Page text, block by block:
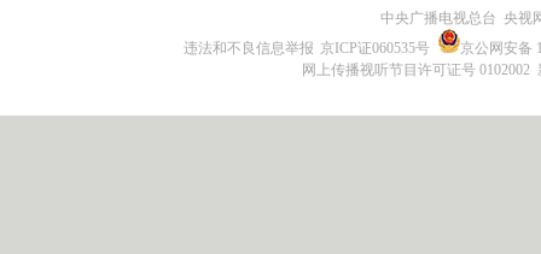
中央广播电视总台 央视
违法和不良信息举报 京ICP证060535号
京公网安备
网上传播视听节目许可证号 0102002